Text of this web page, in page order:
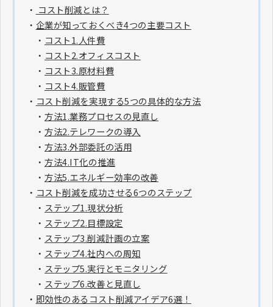
・ コスト削減とは？
・ 企業が知っておくべき4つの主要コスト
・ コスト1.人件費
・ コスト2.オフィスコスト
・ コスト3.原材料費
・ コスト4.販管費
・ コスト削減を実現する5つの具体的な方法
・ 方法1.業務プロセスの見直し
・ 方法2.テレワークの導入
・ 方法3.外部委託の活用
・ 方法4.IT化の推進
・ 方法5.エネルギー効率の改善
・ コスト削減を成功させる6つのステップ
・ ステップ1.現状分析
・ ステップ2.目標設定
・ ステップ3.削減計画の立案
・ ステップ4.社内への周知
・ ステップ5.実行とモニタリング
・ ステップ6.改善と見直し
・ 即効性のあるコスト削減アイデア6選！